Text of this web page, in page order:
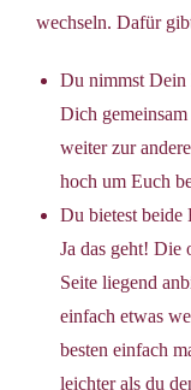
wechseln. Dafür
Du nimmst Dein
Dich
weiter zur
hoch um Euch
Du bietest beide
Ja das geht! Die
Seite liegend
einfach etwas
besten einfach
leichter als du